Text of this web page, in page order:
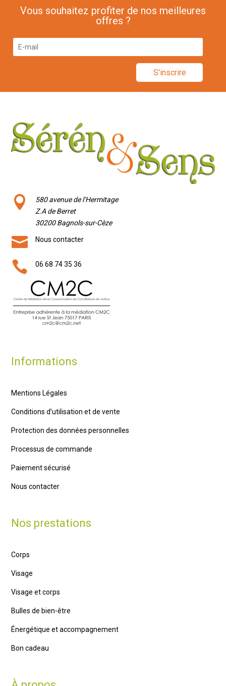
Vous souhaitez profiter de nos meilleures
offres ?
S'inscrire

580 avenue de l’Hermitage
Z.A de Berret
30200 Bagnols-sur-Cèze
 Nous contacter
 06 68 74 35 36
Informations
Mentions Légales
Conditions d’utilisation et de vente
Protection des données personnelles
Processus de commande
Paiement sécurisé
Nous contacter
Nos prestations
Corps
Visage
Visage et corps
Bulles de bien-être
Énergétique et accompagnement
Bon cadeau